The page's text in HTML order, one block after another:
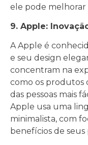
ele pode melhorar
9. Apple:
A Apple é
e seu design
concentram na
como os produtos
das pessoas mais
Apple usa uma
minimalista, com
benefícios de